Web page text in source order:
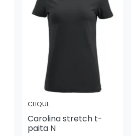
CLIQUE
Carolina stretch t-
paita N